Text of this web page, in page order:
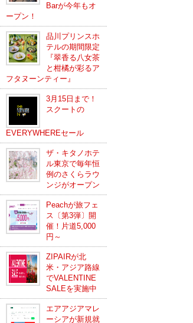
Barが今年もオ
ープン！
品川プリンスホ
テルの期間限定
『翠香る八女茶
と柑橘が彩るア
フタヌーンティー』
3月15日まで！
スクートの
EVERYWHEREセール
ザ・キタノホテ
ル東京で毎年恒
例のさくらラウ
ンジがオープン
Peachが旅フェ
ス〔第3弾〕開
催！片道5,000
円～
ZIPAIRが北
米・アジア路線
でVALENTINE
SALEを実施中
エアアジアマレ
ーシアが新規就